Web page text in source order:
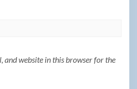
and website in this browser for the